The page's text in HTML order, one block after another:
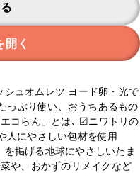
く
ュオムレツ ヨード卵・光で
っぷり使い、おうちあるもの
コらん」とは､ ☑︎ニワトリの
人にやさしい包材を使用
を掲げる地球にやさしいたま
や、おかずのリメイクなど